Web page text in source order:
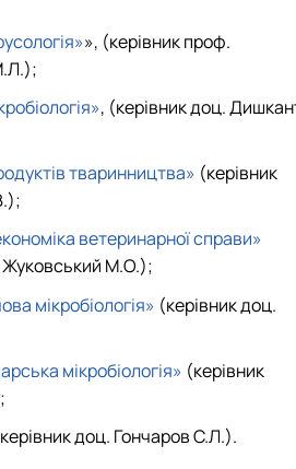
гуртка та публікації
гуртка та публікації
гуртка та публікації», (керівник проф.
, (керівник доц.
тваринництва» (керівник
ветеринарної справи»
Жуковський М.О.);
мікробіологія» (керівник доц.
мікробіологія» (керівник
доц. Гончаров С.Л.).